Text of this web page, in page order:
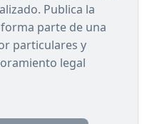
Publica la
parte de una
particulares y
legal